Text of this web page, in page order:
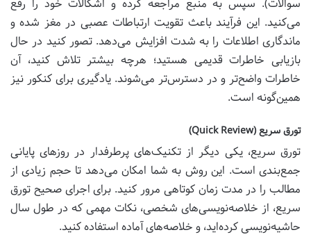
سوالات). سپس به منبع مراجعه کرده و اشکالات خود را رفع
می‌کنید. این فرآیند باعث تقویت ارتباطات عصبی در مغز شده و
ماندگاری اطلاعات را به شدت افزایش می‌دهد. تصور کنید در حال
بازیابی خاطرات قدیمی هستید؛ هرچه بیشتر تلاش کنید، آن
خاطرات واضح‌تر و در دسترس‌تر می‌شوند. یادگیری برای کنکور نیز
همین‌گونه است.
تورق سریع (Quick Review)
تورق سریع، یکی دیگر از تکنیک‌های پرطرفدار در روزهای پایانی
جمع‌بندی است. این روش به شما امکان می‌دهد تا حجم زیادی از
مطالب را در مدت زمان کوتاهی مرور کنید. برای اجرای صحیح تورق
سریع، از خلاصه‌نویسی‌های شخصی، نکات مهمی که در طول سال
حاشیه‌نویسی کرده‌اید، و خلاصه‌های آماده استفاده کنید.